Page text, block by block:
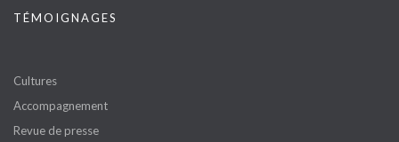
TÉMOIGNAGES
Cultures
Accompagnement
Revue de presse